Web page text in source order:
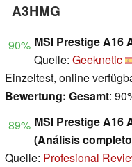
A3HMG
90% MSI Prestige A16
Quelle: Geeknetic
Einzeltest, online
Bewertung: Gesamt:
89% MSI Prestige A16
(Análisis
Quelle: Profesional